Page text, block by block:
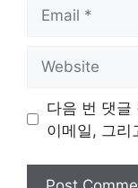
다음 번 댓글
이메일, 그리